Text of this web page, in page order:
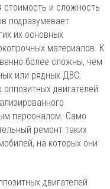
и сложность
подразумевает
их основных
материалов. К
более сложны, чем
или рядных ДВС.
двигателей
персоналом. Само
ремонт таких
на которых они
двигателей